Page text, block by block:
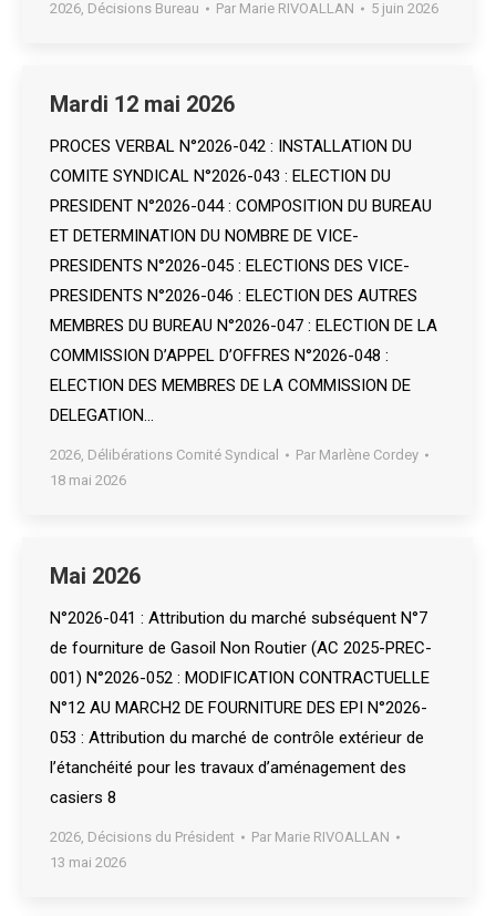
2026, Décisions Bureau Par Marie RIVOALLAN 5 juin 2026
Mardi 12 mai 2026
PROCES VERBAL N°2026-042 : INSTALLATION DU
COMITE SYNDICAL N°2026-043 : ELECTION DU
PRESIDENT N°2026-044 : COMPOSITION DU BUREAU
ET DETERMINATION DU NOMBRE DE VICE-
PRESIDENTS N°2026-045 : ELECTIONS DES VICE-
PRESIDENTS N°2026-046 : ELECTION DES AUTRES
MEMBRES DU BUREAU N°2026-047 : ELECTION DE LA
COMMISSION D’APPEL D’OFFRES N°2026-048 :
ELECTION DES MEMBRES DE LA COMMISSION DE
DELEGATION…
2026, Délibérations Comité Syndical Par Marlène Cordey
18 mai 2026
Mai 2026
N°2026-041 : Attribution du marché subséquent N°7
de fourniture de Gasoil Non Routier (AC 2025-PREC-
001) N°2026-052 : MODIFICATION CONTRACTUELLE
N°12 AU MARCH2 DE FOURNITURE DES EPI N°2026-
053 : Attribution du marché de contrôle extérieur de
l’étanchéité pour les travaux d’aménagement des
casiers 8
2026, Décisions du Président Par Marie RIVOALLAN
13 mai 2026